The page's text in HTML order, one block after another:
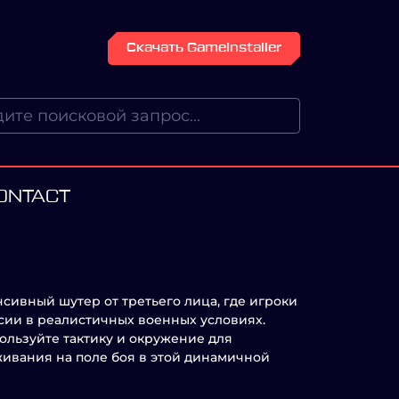
Скачать GameInstaller
шутер от третьего лица, где игроки
в реалистичных военных условиях.
тактику и окружение для
на поле боя в этой динамичной